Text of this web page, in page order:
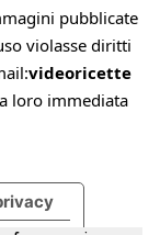
pubblicate
violasse diritti
videoricette
loro immediata